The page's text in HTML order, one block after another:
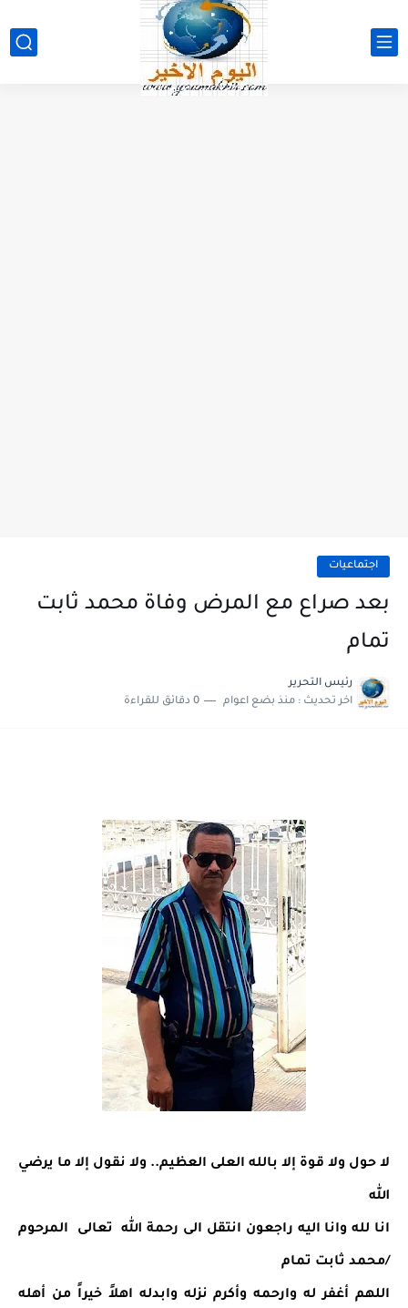
اجتماعيات
بعد صراع مع المرض وفاة محمد ثابت
تمام
رئيس التحرير
اخر تحديث : منذ بضع اعوام 0 دقائق للقراءة
الله
/محمد ثابت تمام